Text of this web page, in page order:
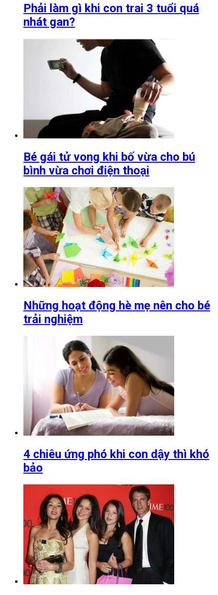
Phải làm gì khi con trai 3 tuổi quá
nhát gan?
Bé gái tử vong khi bố vừa cho bú
bình vừa chơi điện thoại
Những hoạt động hè mẹ nên cho bé
trải nghiệm
4 chiêu ứng phó khi con dậy thì khó
bảo